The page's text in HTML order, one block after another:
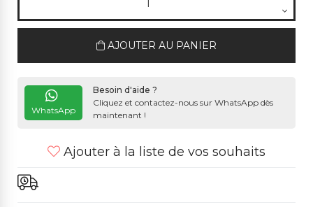
AJOUTER AU PANIER
WhatsApp
Besoin d'aide ?
Cliquez et contactez-nous sur WhatsApp dès
maintenant !
Ajouter à la liste de vos souhaits